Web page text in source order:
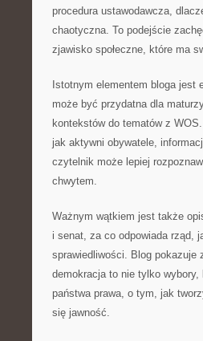
procedura ustawodawcza,
chaotyczna. To podejście
zjawisko społeczne, które ma
Istotnym elementem bloga
może być przydatna dla
kontekstów do tematów z
jak aktywni obywatele,
czytelnik może lepiej
chwytem.
Ważnym wątkiem jest także
i senat, za co odpowiada rząd,
sprawiedliwości. Blog pokazuje
demokracja to nie tylko
państwa prawa, o tym, jak
się jawność.